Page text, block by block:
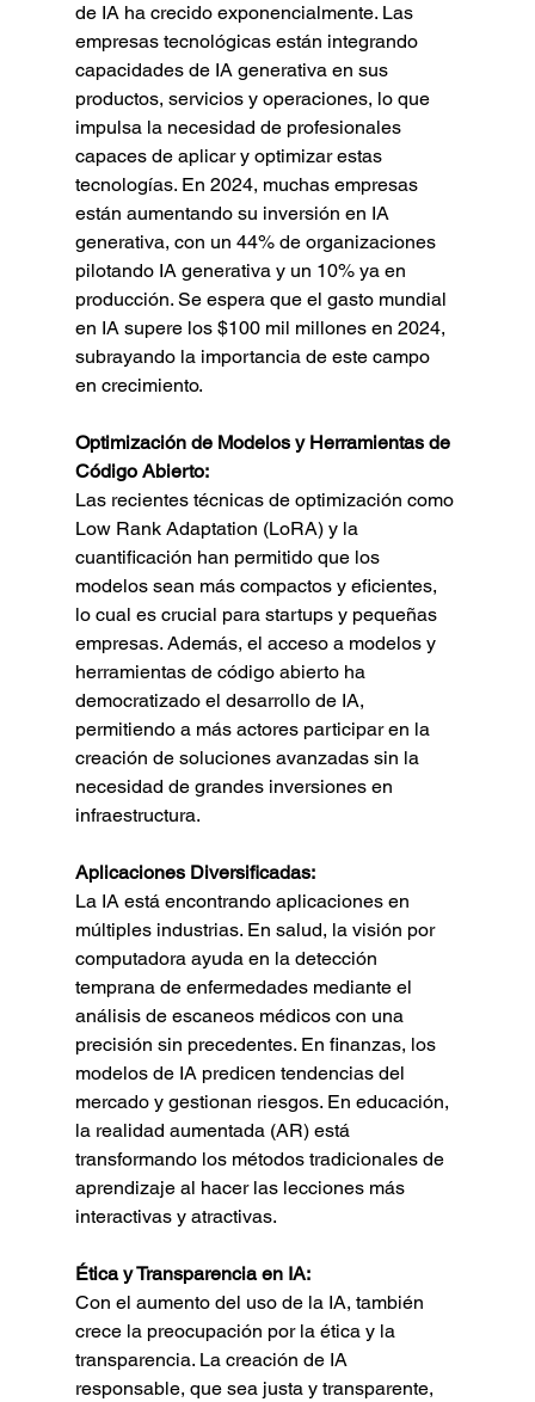
de IA ha crecido exponencialmente. Las
empresas tecnológicas están integrando
capacidades de IA generativa en sus
productos, servicios y operaciones, lo que
impulsa la necesidad de profesionales
capaces de aplicar y optimizar estas
tecnologías. En 2024, muchas empresas
están aumentando su inversión en IA
generativa, con un 44% de organizaciones
pilotando IA generativa y un 10% ya en
producción. Se espera que el gasto mundial
en IA supere los $100 mil millones en 2024,
subrayando la importancia de este campo
en crecimiento.
Optimización de Modelos y Herramientas de
Código Abierto:
Las recientes técnicas de optimización como
Low Rank Adaptation (LoRA) y la
cuantificación han permitido que los
modelos sean más compactos y eficientes,
lo cual es crucial para startups y pequeñas
empresas. Además, el acceso a modelos y
herramientas de código abierto ha
democratizado el desarrollo de IA,
permitiendo a más actores participar en la
creación de soluciones avanzadas sin la
necesidad de grandes inversiones en
infraestructura.
Aplicaciones Diversificadas:
La IA está encontrando aplicaciones en
múltiples industrias. En salud, la visión por
computadora ayuda en la detección
temprana de enfermedades mediante el
análisis de escaneos médicos con una
precisión sin precedentes. En finanzas, los
modelos de IA predicen tendencias del
mercado y gestionan riesgos. En educación,
la realidad aumentada (AR) está
transformando los métodos tradicionales de
aprendizaje al hacer las lecciones más
interactivas y atractivas.
Ética y Transparencia en IA:
Con el aumento del uso de la IA, también
crece la preocupación por la ética y la
transparencia. La creación de IA
responsable, que sea justa y transparente,